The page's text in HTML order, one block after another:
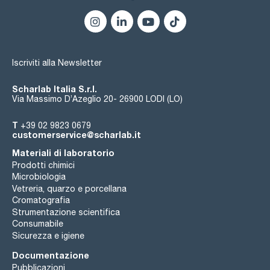
Iscriviti alla Newsletter
Scharlab Italia S.r.l.
Via Massimo D’Azeglio 20- 26900 LODI (LO)
T +39 02 9823 0679
customerservice@scharlab.it
Materiali di laboratorio
Prodotti chimici
Microbiologia
Vetreria, quarzo e porcellana
Cromatografia
Strumentazione scientifica
Consumabile
Sicurezza e igiene
Documentazione
Pubblicazioni